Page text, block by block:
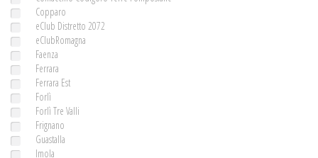
Copparo
eClub Distretto 2072
eClubRomagna
Faenza
Ferrara
Ferrara Est
Forlì
Forlì Tre Valli
Frignano
Guastalla
Imola